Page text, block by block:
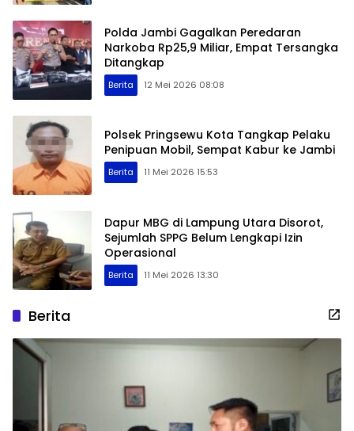
Polda Jambi Gagalkan Peredaran
Narkoba Rp25,9 Miliar, Empat Tersangka
Ditangkap
Berita 12 Mei 2026 08:08
Polsek Pringsewu Kota Tangkap Pelaku
Penipuan Mobil, Sempat Kabur ke Jambi
Berita 11 Mei 2026 15:53
Dapur MBG di Lampung Utara Disorot,
Sejumlah SPPG Belum Lengkapi Izin
Operasional
Berita 11 Mei 2026 13:30
Berita